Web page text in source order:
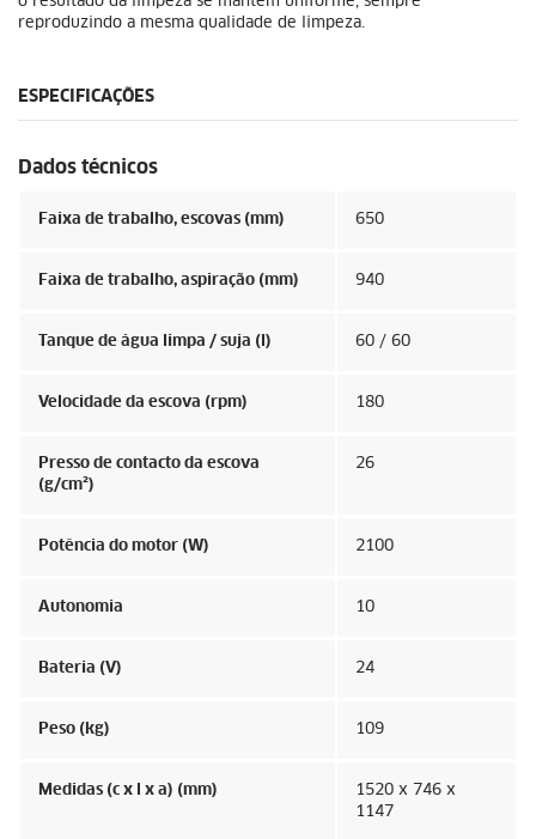
reproduzindo a mesma qualidade de limpeza.
ESPECIFICAÇÕES
Dados técnicos
Faixa de trabalho, escovas (mm) 650
Faixa de trabalho, aspiração (mm) 940
Tanque de água limpa / suja (l) 60 / 60
Velocidade da escova (rpm) 180
Presso de contacto da escova
(g/cm²)
26
Potência do motor (W) 2100
Autonomia 10
Bateria (V) 24
Peso (kg) 109
Medidas (c x l x a) (mm)
1520 x 746 x
1147